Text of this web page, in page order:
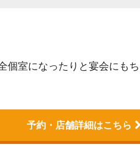
個室になったりと宴会にも
予約・店舗詳細はこちら